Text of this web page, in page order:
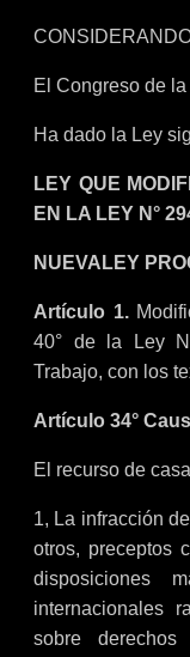
El Congreso de
Ha dado la Ley
LEY QUE
EN LA LEY N°
NUEVALEY
Artículo 1.
40° de la Ley
Trabajo, con los
Artículo 34°
El recurso de
1, La infracción
otros, preceptos
disposiciones
internacionales
sobre